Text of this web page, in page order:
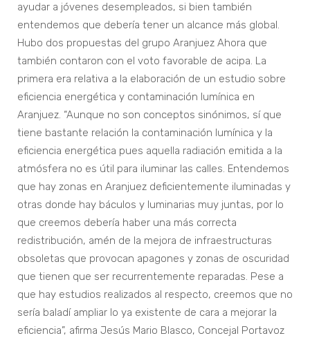
ayudar a jóvenes desempleados, si bien también
entendemos que debería tener un alcance más global.
Hubo dos propuestas del grupo Aranjuez Ahora que
también contaron con el voto favorable de acipa. La
primera era relativa a la elaboración de un estudio sobre
eficiencia energética y contaminación lumínica en
Aranjuez. “Aunque no son conceptos sinónimos, sí que
tiene bastante relación la contaminación lumínica y la
eficiencia energética pues aquella radiación emitida a la
atmósfera no es útil para iluminar las calles. Entendemos
que hay zonas en Aranjuez deficientemente iluminadas y
otras donde hay báculos y luminarias muy juntas, por lo
que creemos debería haber una más correcta
redistribución, amén de la mejora de infraestructuras
obsoletas que provocan apagones y zonas de oscuridad
que tienen que ser recurrentemente reparadas. Pese a
que hay estudios realizados al respecto, creemos que no
sería baladí ampliar lo ya existente de cara a mejorar la
eficiencia”, afirma Jesús Mario Blasco, Concejal Portavoz